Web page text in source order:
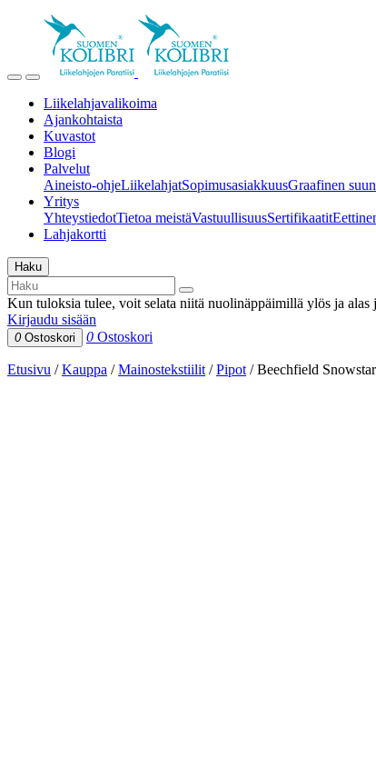
Liikelahjavalikoima
Ajankohtaista
Kuvastot
Blogi
Palvelut
Aineisto-ohjeLiikelahjatSopimusasiakkuusGraafinen
Yritys
YhteystiedotTietoa meistäVastuullisuusSertifikaatit
Lahjakortti
Haku
Kun tuloksia tulee, voit selata niitä nuolinäppäimillä ylös ja
Kirjaudu sisään
0 Ostoskori 0 Ostoskori
Etusivu /Kauppa /Mainostekstiilit /Pipot /Beechfield